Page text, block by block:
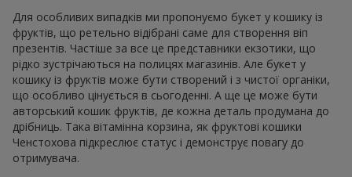
Для особливих випадків ми пропонуємо букет у кошику із
фруктів, що ретельно відібрані саме для створення віп
презентів. Частіше за все це представники екзотики, що
рідко зустрічаються на полицях магазинів. Але букет у
кошику із фруктів може бути створений і з чистої органіки,
що особливо цінується в сьогоденні. А ще це може бути
авторський кошик фруктів, де кожна деталь продумана до
дрібниць. Така вітамінна корзина, як фруктові кошики
Ченстохова підкреслює статус і демонструє повагу до
отримувача.